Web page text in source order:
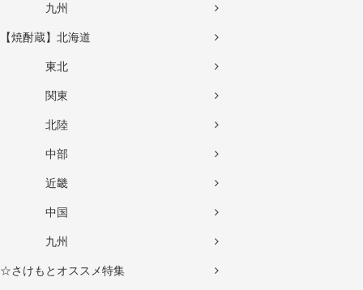
九州
【焼酎蔵】北海道
東北
関東
北陸
中部
近畿
中国
九州
☆さけもとオススメ特集